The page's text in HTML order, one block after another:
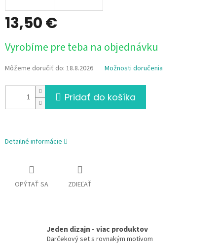
13,50 €
cena:
Vyrobíme pre teba na objednávku
Môžeme doručiť do: 18.8.2026 Možnosti doručenia
Pridať do košíka
Detailné informácie
OPÝTAŤ SA ZDIEĽAŤ
Jeden dizajn - viac produktov
Darčekový set s rovnakým motívom